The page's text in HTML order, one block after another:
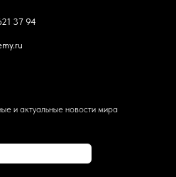
и актуальные новости мира
37 94